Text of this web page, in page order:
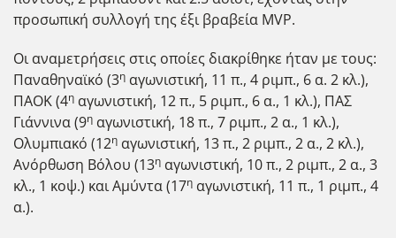
προσωπική συλλογή της έξι βραβεία MVP.
Οι αναμετρήσεις στις οποίες διακρίθηκε ήταν με τους:
Παναθηναϊκό (3η αγωνιστική, 11 π., 4 ριμπ., 6 α. 2 κλ.),
ΠΑΟΚ (4η αγωνιστική, 12 π., 5 ριμπ., 6 α., 1 κλ.), ΠΑΣ
Γιάννινα (9η αγωνιστική, 18 π., 7 ριμπ., 2 α., 1 κλ.),
Ολυμπιακό (12η αγωνιστική, 13 π., 2 ριμπ., 2 α., 2 κλ.),
Ανόρθωση Βόλου (13η αγωνιστική, 10 π., 2 ριμπ., 2 α., 3
κλ., 1 κοψ.) και Αμύντα (17η αγωνιστική, 11 π., 1 ριμπ., 4
α.).